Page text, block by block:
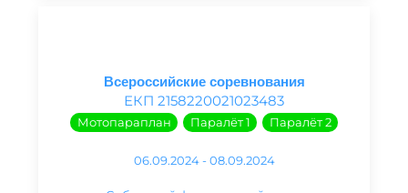
Всероссийские соревнования
ЕКП 2158220021023483
Мотопараплан Паралёт 1 Паралёт 2
06.09.2024 - 08.09.2024